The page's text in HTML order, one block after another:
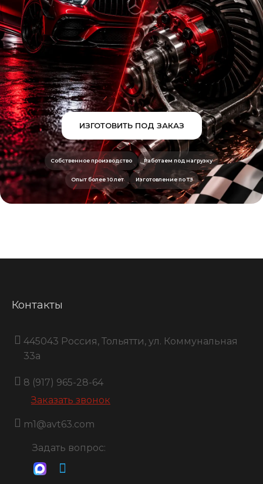
ИЗГОТОВИТЬ ПОД ЗАКАЗ
Собственное производство Работаем под нагрузку
Опыт более 10 лет Изготовление по ТЗ
Контакты
445043 Россия, Тольятти, ул. Коммунальная
33a
8 (917) 965-28-64
Заказать звонок
m1@avt63.com
Задать вопрос: